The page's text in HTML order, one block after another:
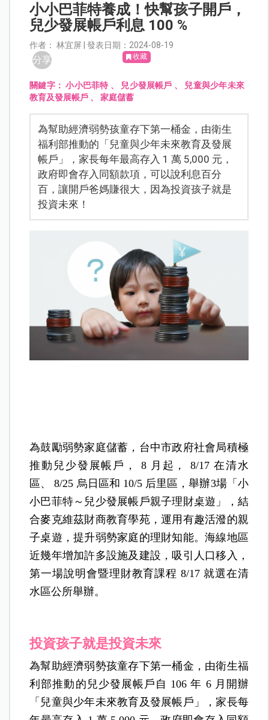
小小巴菲特養成！快幫孩子開戶，
兒少發展帳戶利息 100 %
作者： 林宜屏 | 發表日期：2024-08-19
分享 收藏
關鍵字：小小巴菲特 、 兒少發展帳戶 、 兒童與少年未來
教育及發展帳戶 、家庭儲蓄
為幫助經濟弱勢孩童存下第一桶金，由衛生
福利部推動的「兒童與少年未來教育及發展
帳戶」，家長每年最高存入 1 萬 5,000 元，
政府即會存入同額款項，可以說利息百分
百，讓開戶爸媽賺很大，因為投資孩子就是
投資未來！
為鼓勵弱勢家庭儲蓄，台中市政府社會局積極
推動兒少發展帳戶， 8 月起， 8/17 在清水
區、 8/25 烏日區和 10/5 后里區，舉辦3場「小
小巴菲特～兒少發展帳戶親子理財桌遊」，結
合麥克維茲財商教育學苑，運用有趣活潑的親
子桌遊，提升弱勢家庭的理財知能。海線地區
近幾年增加許多設施及建設，吸引人口移入，
第一場說明會暨理財教育課程 8/17 就選在清
水區公所舉辦。
投資孩子就是投資未來
為幫助經濟弱勢孩童存下第一桶金，由衛生福
利部推動的兒少發展帳戶自 106 年 6 月開辦
「兒童與少年未來教育及發展帳戶」，家長每